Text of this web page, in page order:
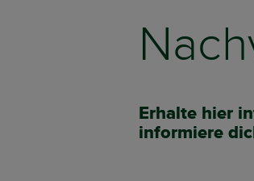
Erhalte hier
informiere